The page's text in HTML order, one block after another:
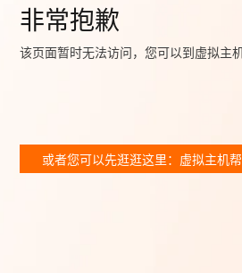
非常抱歉
该页面暂时无法访问，您可以到虚拟主
或者您可以先逛逛这里：虚拟主机